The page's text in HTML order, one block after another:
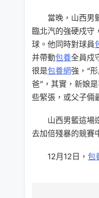
當晚，山西男
臨北汽的強硬戍守
球。他同時對球員
并帶動包養全員戍
很是包養網強，“
爸”，其實，新娘
些緊張，或父子倆
山西男籃這場
去加倍殘暴的競賽
12月12日， 包